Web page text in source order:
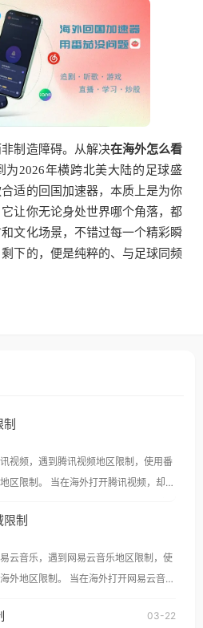
制造障碍。从解决在海外怎么看
为2026年横跨北美大陆的足球盛
适的回国加速器，本质上是为你
让你无论身处世界哪个角落，都
文化场景，不错过每一个精彩瞬
下的，便是纯粹的、与足球同频
视频，遇到腾讯视频地区限制，使用番
外打开腾讯视频，却突
台一样，出现地区及版权限制问题，且
。 遇到这个问题的朋友们，
加速器，即可解决「海外用户收听腾讯
制
云音乐，遇到网易云音乐地区限制，使
。 当在海外打开网易云音
、台湾、美
03-22